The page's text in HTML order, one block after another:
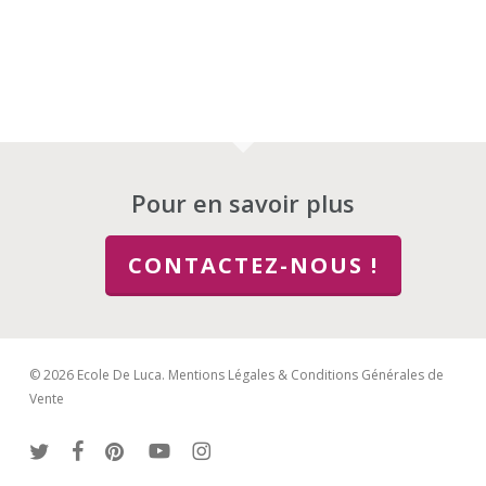
Pour en savoir plus
CONTACTEZ-NOUS !
© 2026 Ecole De Luca. Mentions Légales & Conditions Générales de
Vente
twitter facebookpinterestyoutubeinstagram